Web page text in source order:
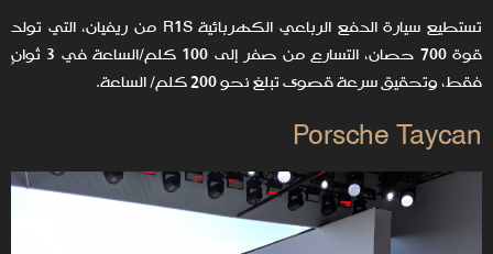
تستطيع سيارة الدفع الرباعي الكهربائية R1S من ريفيان، التي تولد
قوة 700 حصان، التسارع من صفر إلى 100 كلم/الساعة في 3 ثوانٍ
فقط، وتحقيق سرعة قصوى تبلغ نحو 200 كلم/ الساعة.
Porsche Taycan